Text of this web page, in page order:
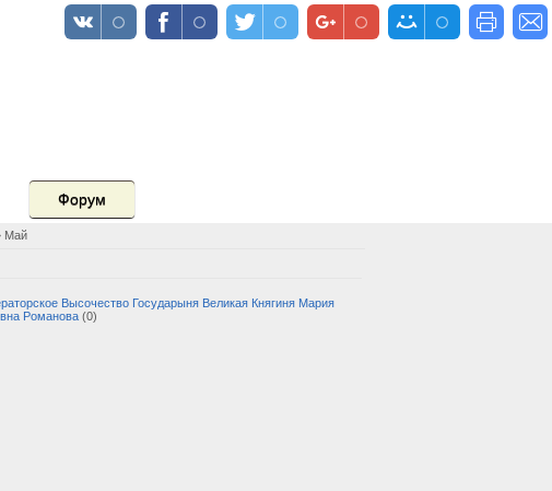
Форум
Май
Высочество Государыня Великая Княгиня Мария
Романова (0)